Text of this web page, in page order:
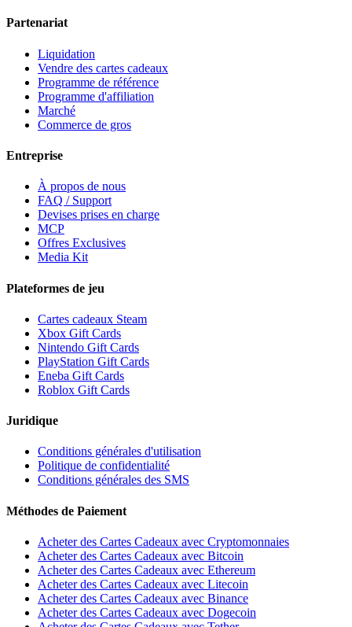
Partenariat
Liquidation
Vendre des cartes cadeaux
Programme de référence
Programme d'affiliation
Marché
Commerce de gros
Entreprise
À propos de nous
FAQ / Support
Devises prises en charge
MCP
Offres Exclusives
Media Kit
Plateformes de jeu
Cartes cadeaux Steam
Xbox Gift Cards
Nintendo Gift Cards
PlayStation Gift Cards
Eneba Gift Cards
Roblox Gift Cards
Juridique
Conditions générales d'utilisation
Politique de confidentialité
Conditions générales des SMS
Méthodes de Paiement
Acheter des Cartes Cadeaux avec Cryptomonnaies
Acheter des Cartes Cadeaux avec Bitcoin
Acheter des Cartes Cadeaux avec Ethereum
Acheter des Cartes Cadeaux avec Litecoin
Acheter des Cartes Cadeaux avec Binance
Acheter des Cartes Cadeaux avec Dogecoin